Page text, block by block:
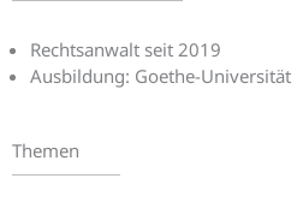
Rechtsanwalt seit 2019
Ausbildung: Goethe-
Themen